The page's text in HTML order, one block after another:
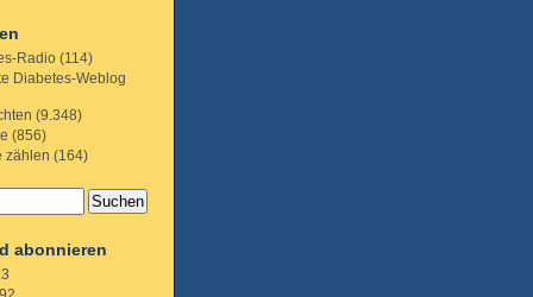
Radio (114)
Diabetes-Weblog
(9.348)
(856)
zählen (164)
abonnieren